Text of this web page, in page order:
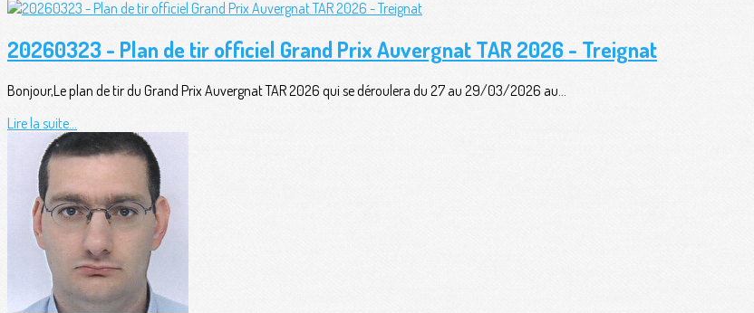
20260323 - Plan de tir officiel Grand Prix Auvergnat TAR 2026 - Treignat
Bonjour,Le plan de tir du Grand Prix Auvergnat TAR 2026 qui se déroulera du 27 au 29/03/2026 au...
Lire la suite...